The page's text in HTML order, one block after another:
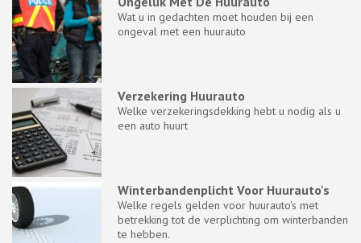
Wat u in gedachten moet houden bij een
ongeval met een huurauto
Verzekering Huurauto
Welke verzekeringsdekking hebt u nodig als u
een auto huurt
Winterbandenplicht Voor Huurauto's
Welke regels gelden voor huurauto's met
betrekking tot de verplichting om winterbanden
te hebben.